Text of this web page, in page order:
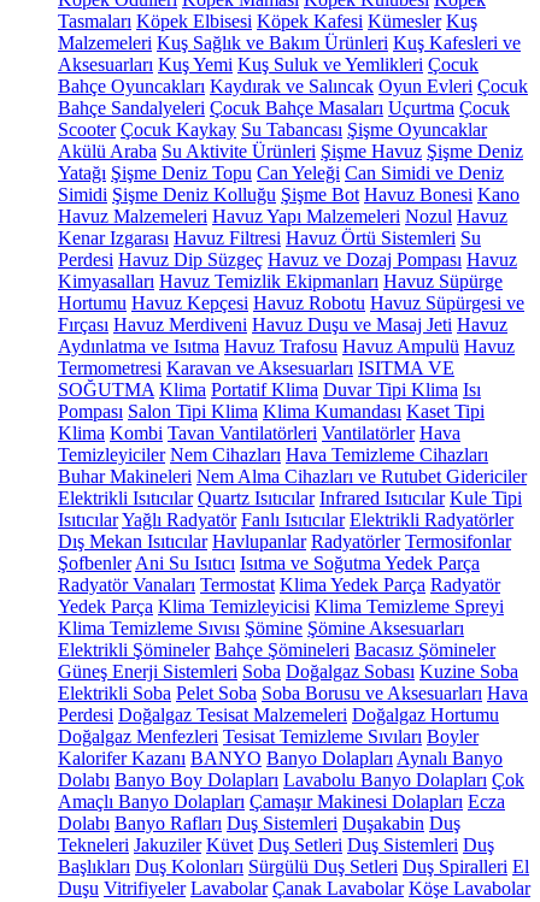
Tasmaları Köpek Elbisesi Köpek Kafesi Kümesler Kuş
Malzemeleri Kuş Sağlık ve Bakım Ürünleri Kuş Kafesleri ve
Aksesuarları Kuş Yemi Kuş Suluk ve Yemlikleri Çocuk
Bahçe Oyuncakları Kaydırak ve Salıncak Oyun Evleri Çocuk
Bahçe Sandalyeleri Çocuk Bahçe Masaları Uçurtma Çocuk
Scooter Çocuk Kaykay Su Tabancası Şişme Oyuncaklar
Akülü Araba Su Aktivite Ürünleri Şişme Havuz Şişme Deniz
Yatağı Şişme Deniz Topu Can Yeleği Can Simidi ve Deniz
Simidi Şişme Deniz Kolluğu Şişme Bot Havuz Bonesi Kano
Havuz Malzemeleri Havuz Yapı Malzemeleri Nozul Havuz
Kenar Izgarası Havuz Filtresi Havuz Örtü Sistemleri Su
Perdesi Havuz Dip Süzgeç Havuz ve Dozaj Pompası Havuz
Kimyasalları Havuz Temizlik Ekipmanları Havuz Süpürge
Hortumu Havuz Kepçesi Havuz Robotu Havuz Süpürgesi ve
Fırçası Havuz Merdiveni Havuz Duşu ve Masaj Jeti Havuz
Aydınlatma ve Isıtma Havuz Trafosu Havuz Ampulü Havuz
Termometresi Karavan ve Aksesuarları ISITMA VE
SOĞUTMA Klima Portatif Klima Duvar Tipi Klima Isı
Pompası Salon Tipi Klima Klima Kumandası Kaset Tipi
Klima Kombi Tavan Vantilatörleri Vantilatörler Hava
Temizleyiciler Nem Cihazları Hava Temizleme Cihazları
Buhar Makineleri Nem Alma Cihazları ve Rutubet Gidericiler
Elektrikli Isıtıcılar Quartz Isıtıcılar Infrared Isıtıcılar Kule Tipi
IsıtıcılarYağlı Radyatör Fanlı Isıtıcılar Elektrikli Radyatörler
Dış Mekan Isıtıcılar Havlupanlar Radyatörler Termosifonlar
Şofbenler Ani Su Isıtıcı Isıtma ve Soğutma Yedek Parça
Radyatör Vanaları Termostat Klima Yedek Parça Radyatör
Yedek Parça Klima Temizleyicisi Klima Temizleme Spreyi
Klima Temizleme Sıvısı Şömine Şömine Aksesuarları
Elektrikli Şömineler Bahçe Şömineleri Bacasız Şömineler
Güneş Enerji Sistemleri Soba Doğalgaz Sobası Kuzine Soba
Elektrikli Soba Pelet Soba Soba Borusu ve Aksesuarları Hava
Perdesi Doğalgaz Tesisat Malzemeleri Doğalgaz Hortumu
Doğalgaz Menfezleri Tesisat Temizleme Sıvıları Boyler
Kalorifer Kazanı BANYO Banyo Dolapları Aynalı Banyo
Dolabı Banyo Boy Dolapları Lavabolu Banyo Dolapları Çok
Amaçlı Banyo Dolapları Çamaşır Makinesi Dolapları Ecza
Dolabı Banyo Rafları Duş Sistemleri Duşakabin Duş
Tekneleri Jakuziler Küvet Duş Setleri Duş Sistemleri Duş
Başlıkları Duş Kolonları Sürgülü Duş Setleri Duş Spiralleri El
Duşu Vitrifiyeler Lavabolar Çanak Lavabolar Köşe Lavabolar